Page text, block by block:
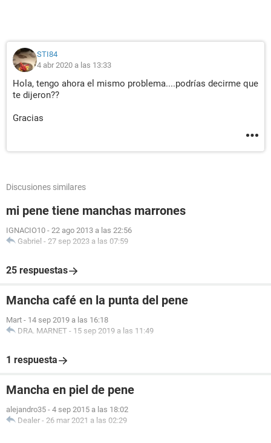
STI84
4 abr 2020 a las 13:33
Hola, tengo ahora el mismo problema....podrías decirme que
te dijeron??
Gracias
Discusiones similares
mi pene tiene manchas marrones
IGNACIO10 - 22 ago 2013 a las 22:56
Gabriel - 27 sep 2023 a las 07:59
25 respuestas
Mancha café en la punta del pene
Mart - 14 sep 2019 a las 16:18
DRA. MARNET - 15 sep 2019 a las 11:49
1 respuesta
Mancha en piel de pene
alejandro35 - 4 sep 2015 a las 18:02
Dealer - 26 mar 2021 a las 02:29